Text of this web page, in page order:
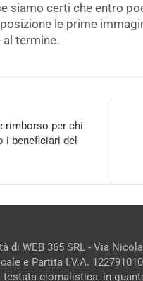
siamo certi che entro
le prime
al termine.
rimborso per chi
i beneficiari del
di WEB 365 SRL - Via
e Partita I.V.A.
giornalistica, in